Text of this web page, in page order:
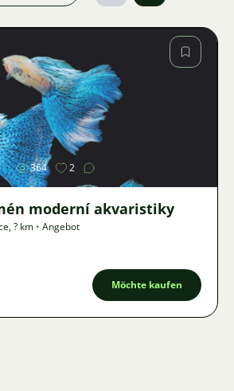
Bild
364 2
moderní akvaristiky
,? km • Angebot
Möchte kaufen